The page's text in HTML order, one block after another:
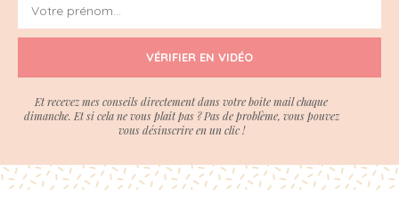
VÉRIFIER EN VIDÉO
Et recevez mes conseils directement dans votre boite mail chaque
dimanche. Et si cela ne vous plait pas ? Pas de problème, vous pouvez
vous désinscrire en un clic !